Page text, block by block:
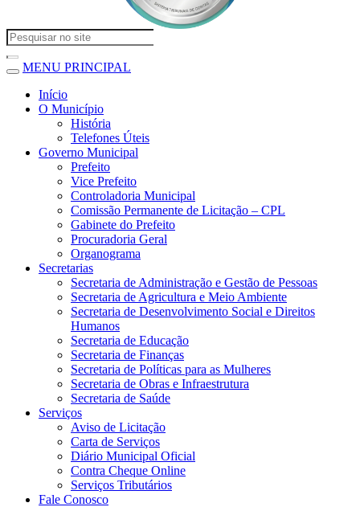
MENU PRINCIPAL
Início
O Município
História
Telefones Úteis
Governo Municipal
Prefeito
Vice Prefeito
Controladoria Municipal
Comissão Permanente de Licitação – CPL
Gabinete do Prefeito
Procuradoria Geral
Organograma
Secretarias
Secretaria de Administração e Gestão de Pessoas
Secretaria de Agricultura e Meio Ambiente
Secretaria de Desenvolvimento Social e Direitos
Humanos
Secretaria de Educação
Secretaria de Finanças
Secretaria de Políticas para as Mulheres
Secretaria de Obras e Infraestrutura
Secretaria de Saúde
Serviços
Aviso de Licitação
Carta de Serviços
Diário Municipal Oficial
Contra Cheque Online
Serviços Tributários
Fale Conosco